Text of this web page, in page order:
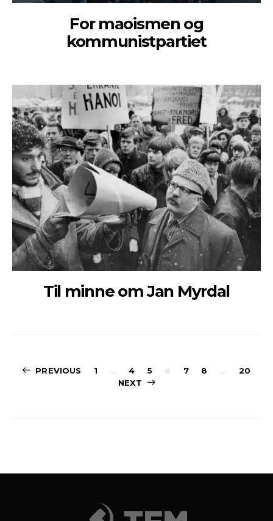
For maoismen og
kommunistpartiet
Til minne om Jan Myrdal
PREVIOUS 1 … 4 5 6 7 8 …
20
NEXT